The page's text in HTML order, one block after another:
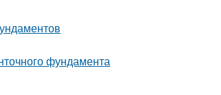
фундамента